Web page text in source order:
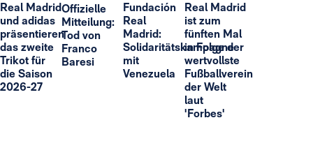
Real Madrid
und adidas
präsentieren
das zweite
Trikot für
die Saison
2026-27
Offizielle
Mitteilung:
Tod von
Franco
Baresi
Fundación
Real
Madrid:
Solidaritätskampagne
mit
Venezuela
Real Madrid
ist zum
fünften Mal
in Folge der
wertvollste
Fußballverein
der Welt
laut
'Forbes'